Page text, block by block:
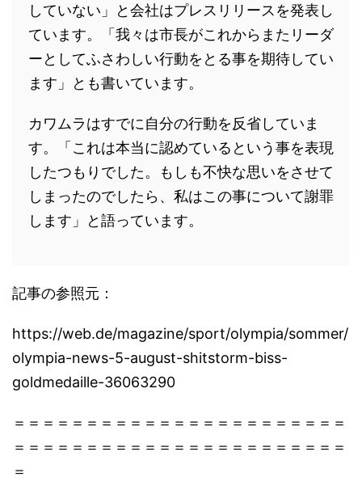
していない」と会社はプレスリリースを発表し
ています。「我々は市長がこれからまたリーダ
ーとしてふさわしい行動をとる事を期待してい
ます」とも書いています。
カワムラはすでに自分の行動を反省していま
す。「これは本当に認めているという事を表現
したつもりでした。もしも不快な思いをさせて
しまったのでしたら、私はこの事について謝罪
します」と語っています。
記事の参照元：
https://web.de/magazine/sport/olympia/sommer/
olympia-news-5-august-shitstorm-biss-
goldmedaille-36063290
＝＝＝＝＝＝＝＝＝＝＝＝＝＝＝＝＝＝＝＝＝＝＝
＝＝＝＝＝＝＝＝＝＝＝＝＝＝＝＝＝＝＝＝＝＝＝
＝